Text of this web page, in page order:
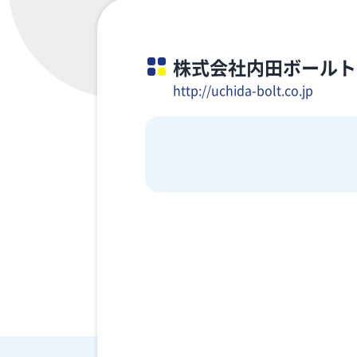
株式会社内田ボール
http://uchida-bolt.co.jp